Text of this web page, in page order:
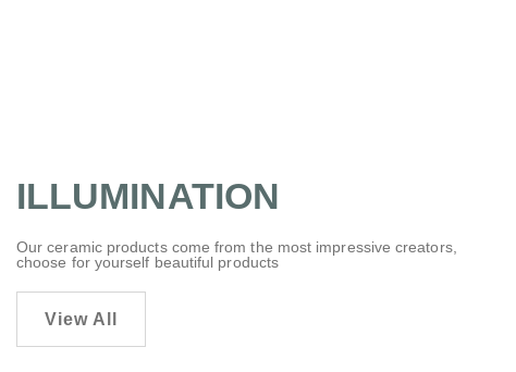
ILLUMINATION
Our ceramic products come from the most impressive creators,
choose for yourself beautiful products
View All